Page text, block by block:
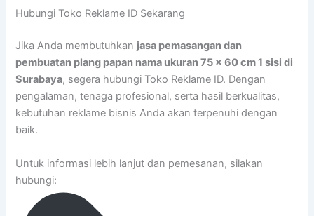
Hubungi Toko Reklame ID Sekarang
Jika Anda membutuhkan jasa pemasangan dan
pembuatan plang papan nama ukuran 75 x 60 cm 1 sisi di
Surabaya, segera hubungi Toko Reklame ID. Dengan
pengalaman, tenaga profesional, serta hasil berkualitas,
kebutuhan reklame bisnis Anda akan terpenuhi dengan
baik.
Untuk informasi lebih lanjut dan pemesanan, silakan
hubungi: